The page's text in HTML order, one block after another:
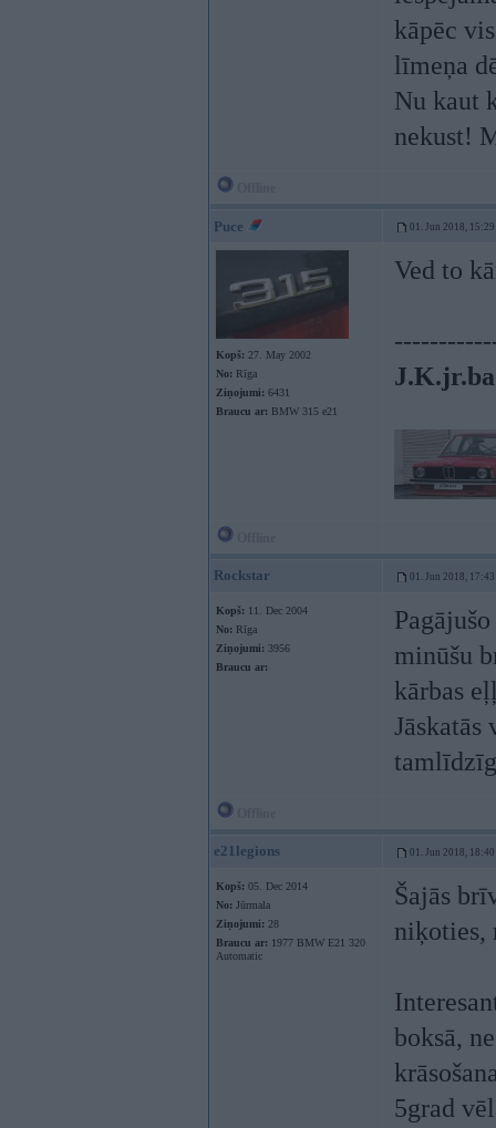
kāpēc
līmeņa
Nu kaut
nekust!
Puce 01. Jun 2018, 15:29
Kopš: 27. May 2002
No: Rīga
Ziņojumi: 6431
Braucu ar: BMW 315 e21
Ved to
Rockstar 01. Jun 2018, 17:43
Kopš: 11. Dec 2004
No: Rīga
Ziņojumi: 3956
Braucu ar:
minūšu
kārbas
Jāskatās
e21legions 01. Jun 2018, 18:40
Kopš: 05. Dec 2014
No: Jūrmala
Ziņojumi: 28
Braucu ar: 1977 BMW E21 320
Automatic
Šajās
niķoties,
boksā,
5grad